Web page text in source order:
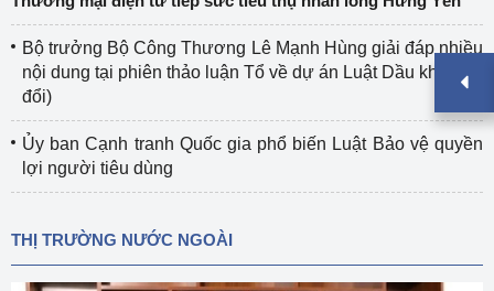
Bộ trưởng Bộ Công Thương Lê Mạnh Hùng giải đáp nhiều
nội dung tại phiên thảo luận Tổ về dự án Luật Dầu khí (sửa
đổi)
Ủy ban Cạnh tranh Quốc gia phổ biến Luật Bảo vệ quyền
lợi người tiêu dùng
THỊ TRƯỜNG NƯỚC NGOÀI